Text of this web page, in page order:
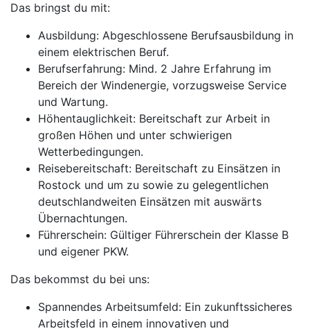
Das bringst du mit:
Ausbildung: Abgeschlossene Berufsausbildung in
einem elektrischen Beruf.
Berufserfahrung: Mind. 2 Jahre Erfahrung im
Bereich der Windenergie, vorzugsweise Service
und Wartung.
Höhentauglichkeit: Bereitschaft zur Arbeit in
großen Höhen und unter schwierigen
Wetterbedingungen.
Reisebereitschaft: Bereitschaft zu Einsätzen in
Rostock und um zu sowie zu gelegentlichen
deutschlandweiten Einsätzen mit auswärts
Übernachtungen.
Führerschein: Gültiger Führerschein der Klasse B
und eigener PKW.
Das bekommst du bei uns:
Spannendes Arbeitsumfeld: Ein zukunftssicheres
Arbeitsfeld in einem innovativen und